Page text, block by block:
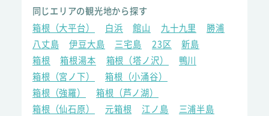
同じエリアの観光地から探す
箱根（大平台）
白浜 館山 九十九里
勝浦
八丈島
伊豆大島 三宅島 23区
新島
箱根
箱根湯本 箱根（塔ノ沢）
鴨川
箱根（宮ノ下）
箱根（小涌谷）
箱根（強羅）
箱根（芦ノ湖）
箱根（仙石原）
元箱根 江ノ島
三浦半島